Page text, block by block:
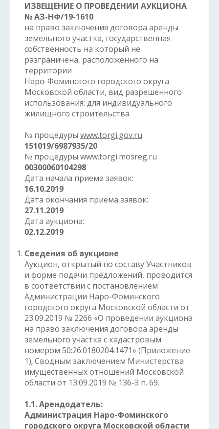
ИЗВЕЩЕНИЕ О ПРОВЕДЕНИИ АУКЦИОНА
№ АЗ-НФ/19-1610
на право заключения договора аренды
земельного участка, государственная
собственность на который не
разграничена, расположенного на
территории
Наро-Фоминского городского округа
Московской области, вид разрешенного
использования: для индивидуального
жилищного строительства
№ процедуры www.torgi.gov.ru
151019/6987935/20
№ процедуры www.torgi.mosreg.ru
00300060104298
Дата начала приема заявок:
16.10.2019
Дата окончания приема заявок:
27.11.2019
Дата аукциона:
02.12.2019
Сведения об аукционе
Аукцион, открытый по составу Участников
и форме подачи предложений, проводится
в соответствии с постановлением
Администрации Наро-Фоминского
городского округа Московской области от
23.09.2019 № 2266 «О проведении аукциона
на право заключения договора аренды
земельного участка с кадастровым
номером 50:26:0180204:1471» (Приложение
1); Сводным заключением Министерства
имущественных отношений Московской
области от 13.09.2019 № 136-З п. 69.
1.1. Арендодатель:
Администрация Наро-Фоминского
городского округа Московской области